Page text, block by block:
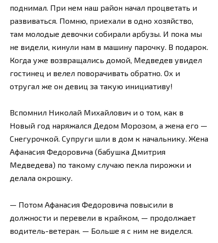
поднимал. При нем наш район начал процветать и
развиваться. Помню, приехали в одно хозяйство,
там молодые девочки собирали арбузы. И пока мы
не видели, кинули нам в машину парочку. В подарок.
Когда уже возвращались домой, Медведев увидел
гостинец и велел поворачивать обратно. Ох и
отругал же он девиц за такую инициативу!
Вспомнил Николай Михайлович и о том, как в
Новый год наряжался Дедом Морозом, а жена его —
Снегурочкой. Супруги шли в дом к начальнику. Жена
Афанасия Федоровича (бабушка Дмитрия
Медведева) по такому случаю пекла пирожки и
делала окрошку.
— Потом Афанасия Федоровича повысили в
должности и перевели в крайком, — продолжает
водитель-ветеран. — Больше я с ним не виделся.